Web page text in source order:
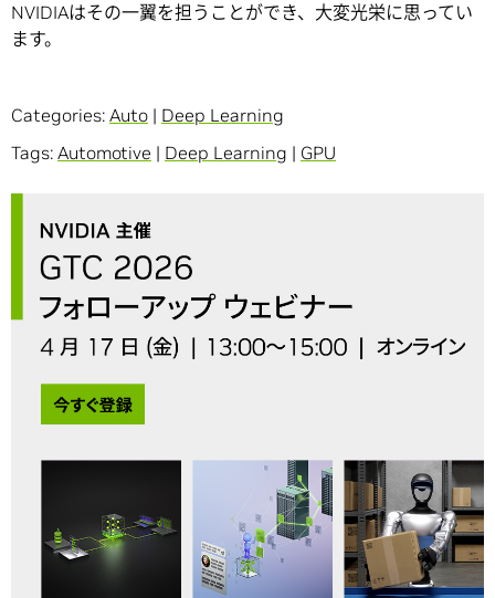
NVIDIAはその一翼を担うことができ、大変光栄に思ってい
ます。
Categories: Auto | Deep Learning
Tags: Automotive | Deep Learning | GPU